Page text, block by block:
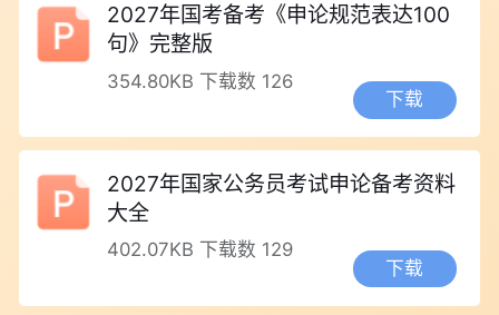
2027年国考备考《申论规范表达100
句》完整版
354.80KB 下载数 126
下载
2027年国家公务员考试申论备考资料
大全
402.07KB 下载数 129
下载